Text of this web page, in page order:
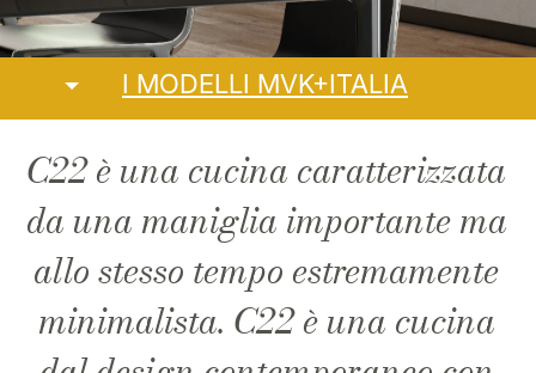
I MODELLI MVK+ITALIA
C22 è una cucina caratterizzata
da una maniglia importante ma
allo stesso tempo estremamente
minimalista. C22 è una cucina